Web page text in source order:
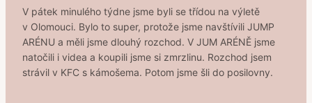
V pátek minulého týdne jsme byli se třídou na výletě
v Olomouci. Bylo to super, protože jsme navštívili JUMP
ARÉNU a měli jsme dlouhý rozchod. V JUM ARÉNĚ jsme
natočili i videa a koupili jsme si zmrzlinu. Rozchod jsem
strávil v KFC s kámošema. Potom jsme šli do posilovny.